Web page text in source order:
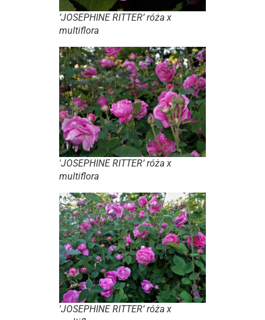
’JOSEPHINE RITTER’ róża x
multiflora
'JOSEPHINE RITTER’ róża x
multiflora
'JOSEPHINE RITTER’ róża x